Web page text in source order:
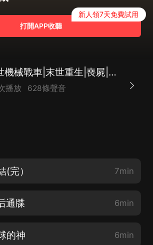
打開APP收聽
新人領7天免費試用
末世機械戰車|末世重生|喪屍|AI多播
播放 628條聲音
完） 7min
通牒 6min
的神 6min